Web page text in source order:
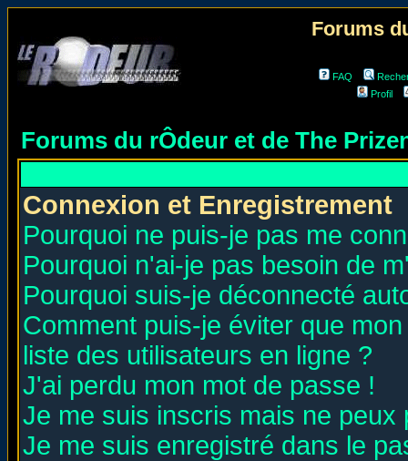
Forums
FAQ
Profil
Forums du rÔdeur et de The
Connexion et Enregistrement
Pourquoi ne puis-je pas me
Pourquoi n'ai-je pas besoin de
Pourquoi suis-je déconnecté
Comment puis-je éviter que
liste des utilisateurs en ligne ?
J'ai perdu mon mot de passe !
Je me suis inscris mais ne peux
Je me suis enregistré dans le